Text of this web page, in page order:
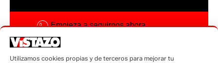
Empieza a seguirnos ahora
Código ética
Utilizamos cookies propias y de terceros para mejorar tu